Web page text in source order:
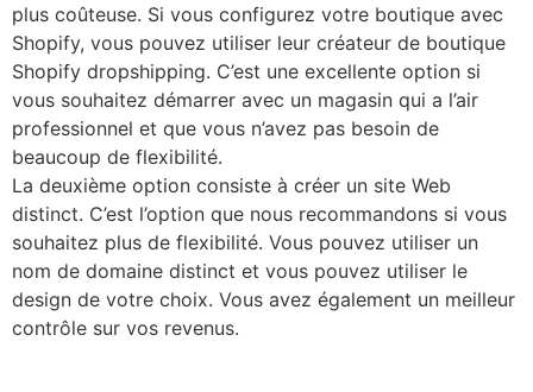
plus coûteuse. Si vous configurez votre boutique avec
Shopify, vous pouvez utiliser leur créateur de boutique
Shopify dropshipping. C’est une excellente option si
vous souhaitez démarrer avec un magasin qui a l’air
professionnel et que vous n’avez pas besoin de
beaucoup de flexibilité.
La deuxième option consiste à créer un site Web
distinct. C’est l’option que nous recommandons si vous
souhaitez plus de flexibilité. Vous pouvez utiliser un
nom de domaine distinct et vous pouvez utiliser le
design de votre choix. Vous avez également un meilleur
contrôle sur vos revenus.